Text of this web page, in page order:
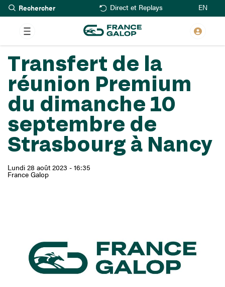
Aller
au
contenu
principal
Rechercher Direct et Replays EN
Transfert de la
réunion Premium
du dimanche 10
septembre de
Strasbourg à Nancy
Lundi 28 août 2023 - 16:35
France Galop